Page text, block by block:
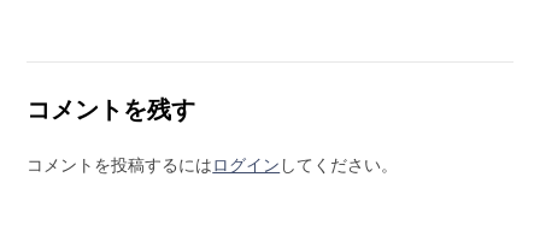
コメントを残す
コメントを投稿するにはログイン してください。